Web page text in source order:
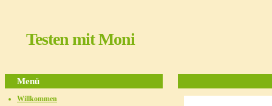
Testen mit Moni
Menü
Willkommen